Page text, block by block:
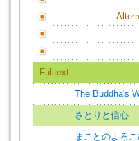
Fulltext
The Buddha's
さとりと信心
まことのよろ